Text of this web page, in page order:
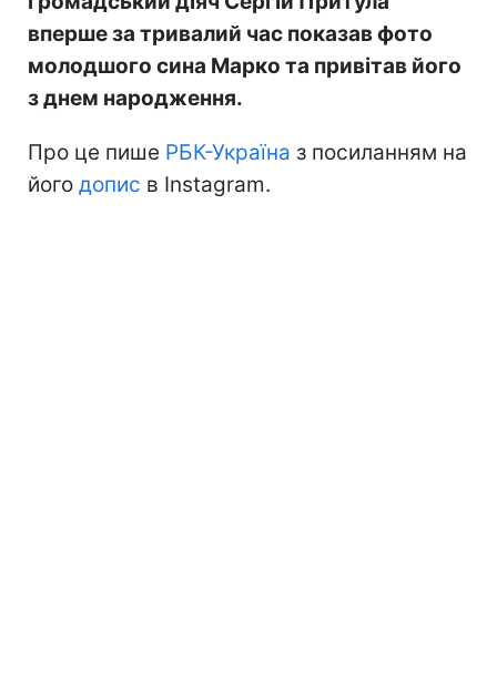
вперше за тривалий час показав фото
молодшого сина Марко та привітав його
з днем народження.
Про це пише РБК-Україна з посиланням на
його допис в Instagram.